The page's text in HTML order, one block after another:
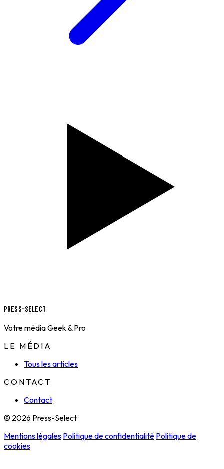
Press-Select
Votre média Geek & Pro
LE MÉDIA
Tous les articles
CONTACT
Contact
© 2026 Press-Select
Mentions légales Politique de confidentialité Politique de
cookies